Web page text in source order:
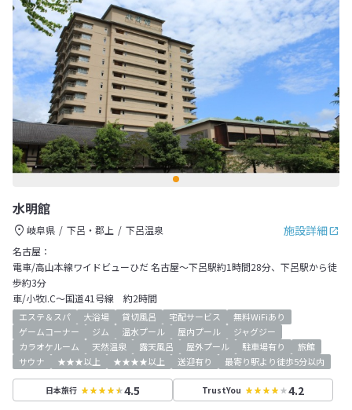
水明館
施設詳細
岐阜県 下呂・郡上
下呂温泉
名古屋：
電車/高山本線ワイドビューひだ 名古屋～下呂駅約1時間28分、下呂駅から徒
歩約3分
車/小牧I.C～国道41号線 約2時間
エステ＆スパ 大浴場 貸切風呂 宅配サービス
無料WiFiあり
ゲームコーナー
ジム 温水プール 屋内プール
ジャグジー
カラオケルーム
天然温泉 露天風呂 屋外プール 駐車場有り
旅館
サウナ
★★★以上 ★★★★以上 送迎有り 最寄り駅より徒歩5分以内
日本旅行 4.5 TrustYou 4.2